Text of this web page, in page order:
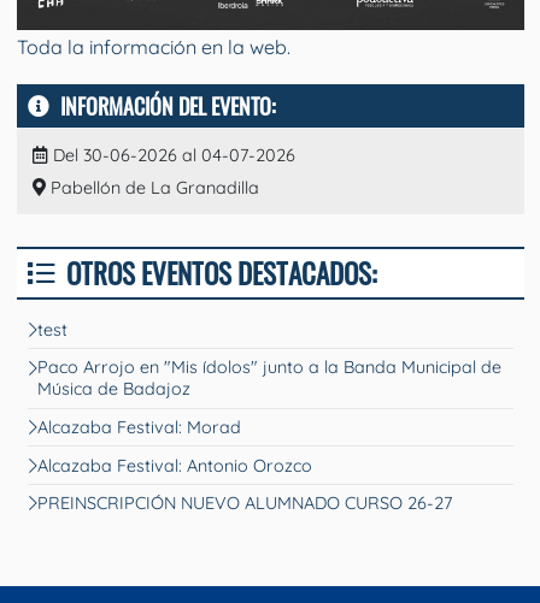
Toda la información en la web.
INFORMACIÓN DEL EVENTO:
Del 30-06-2026 al 04-07-2026
Pabellón de La Granadilla
OTROS EVENTOS DESTACADOS:
test
Paco Arrojo en "Mis ídolos" junto a la Banda Municipal de
Música de Badajoz
Alcazaba Festival: Morad
Alcazaba Festival: Antonio Orozco
PREINSCRIPCIÓN NUEVO ALUMNADO CURSO 26-27